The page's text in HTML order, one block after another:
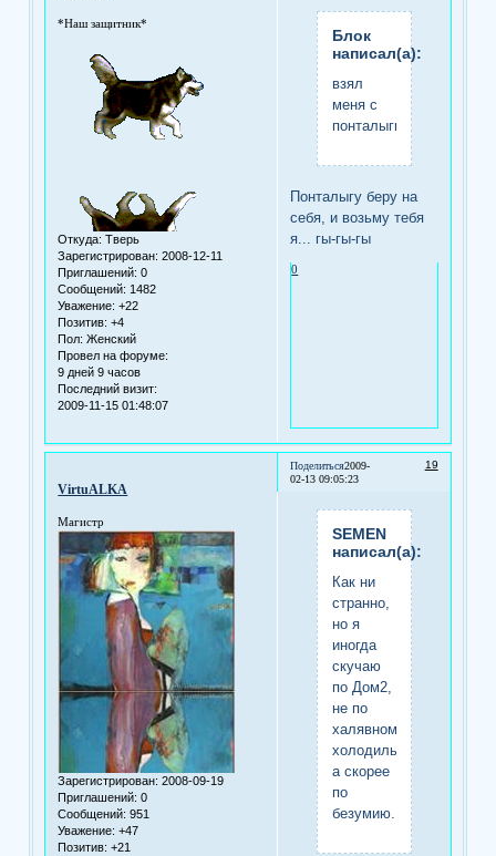
*Наш защитник*
Откуда: Тверь
Зарегистрирован: 2008-12-11
Приглашений: 0
Сообщений: 1482
Уважение: +22
Позитив: +4
Пол: Женский
Провел на форуме:
9 дней 9 часов
Последний визит:
2009-11-15 01:48:07
Блок
написал(а):
взял
меня с
понталыги
Понталыгу беру на
себя, и возьму тебя
я... гы-гы-гы
0
Поделиться 19
2009-
02-13 09:05:23
VirtuALKA
Магистр
Зарегистрирован: 2008-09-19
Приглашений: 0
Сообщений: 951
Уважение: +47
Позитив: +21
SEMEN
написал(а):
Как ни
странно,
но я
иногда
скучаю
по Дом2,
не по
халявному
холодильнику,
а скорее
по
безумию...